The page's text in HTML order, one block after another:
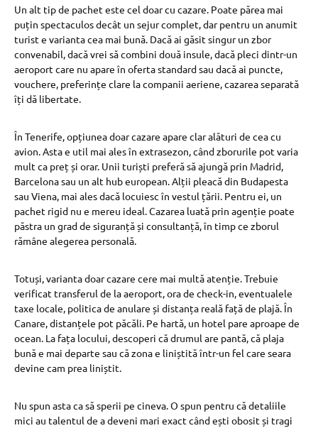
Un alt tip de pachet este cel doar cu cazare. Poate părea mai
puțin spectaculos decât un sejur complet, dar pentru un anumit
turist e varianta cea mai bună. Dacă ai găsit singur un zbor
convenabil, dacă vrei să combini două insule, dacă pleci dintr-un
aeroport care nu apare în oferta standard sau dacă ai puncte,
vouchere, preferințe clare la companii aeriene, cazarea separată
îți dă libertate.
În Tenerife, opțiunea doar cazare apare clar alături de cea cu
avion. Asta e util mai ales în extrasezon, când zborurile pot varia
mult ca preț și orar. Unii turiști preferă să ajungă prin Madrid,
Barcelona sau un alt hub european. Alții pleacă din Budapesta
sau Viena, mai ales dacă locuiesc în vestul țării. Pentru ei, un
pachet rigid nu e mereu ideal. Cazarea luată prin agenție poate
păstra un grad de siguranță și consultanță, în timp ce zborul
rămâne alegerea personală.
Totuși, varianta doar cazare cere mai multă atenție. Trebuie
verificat transferul de la aeroport, ora de check-in, eventualele
taxe locale, politica de anulare și distanța reală față de plajă. În
Canare, distanțele pot păcăli. Pe hartă, un hotel pare aproape de
ocean. La fața locului, descoperi că drumul are pantă, că plaja
bună e mai departe sau că zona e liniștită într-un fel care seara
devine cam prea liniștit.
Nu spun asta ca să sperii pe cineva. O spun pentru că detaliile
mici au talentul de a deveni mari exact când ești obosit și tragi